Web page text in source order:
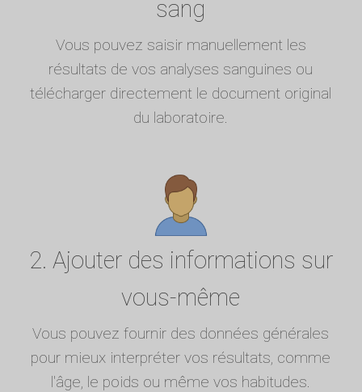
sang
Vous pouvez saisir manuellement les
résultats de vos analyses sanguines ou
télécharger directement le document original
du laboratoire.
2. Ajouter des informations sur
vous-même
Vous pouvez fournir des données générales
pour mieux interpréter vos résultats, comme
l'âge, le poids ou même vos habitudes.